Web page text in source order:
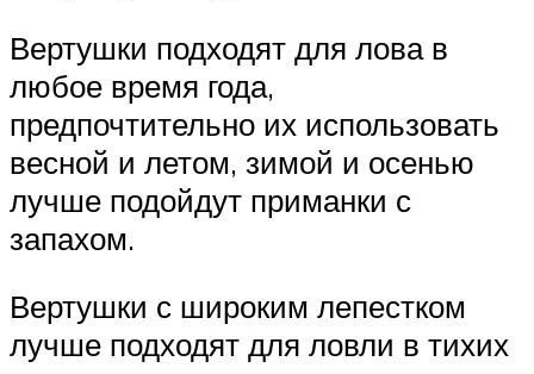
Вертушки подходят для лова в
любое время года,
предпочтительно их использовать
весной и летом, зимой и осенью
лучше подойдут приманки с
запахом.
Вертушки с широким лепестком
лучше подходят для ловли в тихих